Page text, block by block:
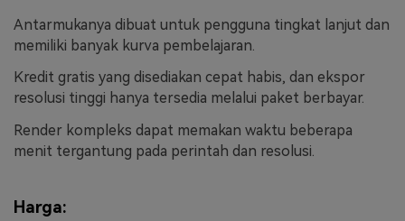
Antarmukanya dibuat untuk pengguna tingkat lanjut dan
memiliki banyak kurva pembelajaran.
Kredit gratis yang disediakan cepat habis, dan ekspor
resolusi tinggi hanya tersedia melalui paket berbayar.
Render kompleks dapat memakan waktu beberapa
menit tergantung pada perintah dan resolusi.
Harga: